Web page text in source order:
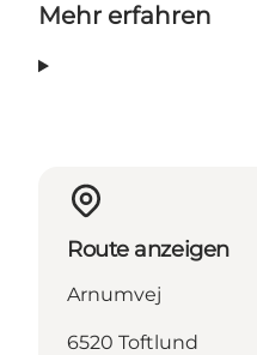
Mehr erfahren
Route anzeigen
Arnumvej
6520 Toftlund